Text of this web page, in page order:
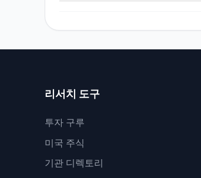
리서치 도구
투자 구루
미국 주식
기관 디렉토리